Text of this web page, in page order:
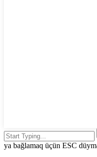
ya bağlamaq üçün ESC